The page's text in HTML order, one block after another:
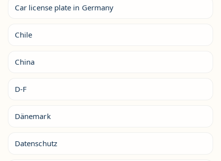
Car license plate in Germany
Chile
China
D-F
Dänemark
Datenschutz